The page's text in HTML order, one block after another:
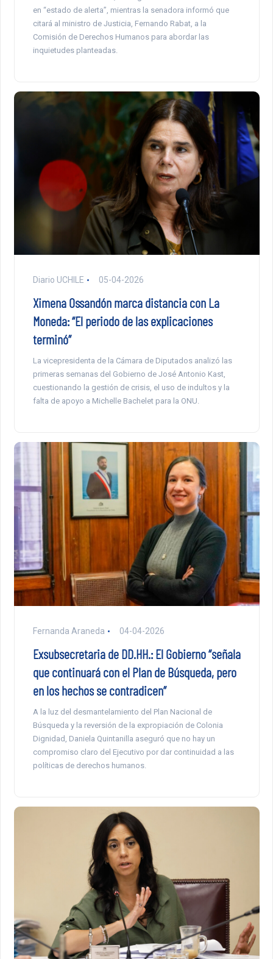
en “estado de alerta”, mientras la senadora informó que
citará al ministro de Justicia, Fernando Rabat, a la
Comisión de Derechos Humanos para abordar las
inquietudes planteadas.
Diario UCHILE 05-04-2026
Ximena Ossandón marca distancia con La
Moneda: “El periodo de las explicaciones
terminó”
La vicepresidenta de la Cámara de Diputados analizó las
primeras semanas del Gobierno de José Antonio Kast,
cuestionando la gestión de crisis, el uso de indultos y la
falta de apoyo a Michelle Bachelet para la ONU.
Fernanda Araneda 04-04-2026
Exsubsecretaria de DD.HH.: El Gobierno “señala
que continuará con el Plan de Búsqueda, pero
en los hechos se contradicen”
A la luz del desmantelamiento del Plan Nacional de
Búsqueda y la reversión de la expropiación de Colonia
Dignidad, Daniela Quintanilla aseguró que no hay un
compromiso claro del Ejecutivo por dar continuidad a las
políticas de derechos humanos.